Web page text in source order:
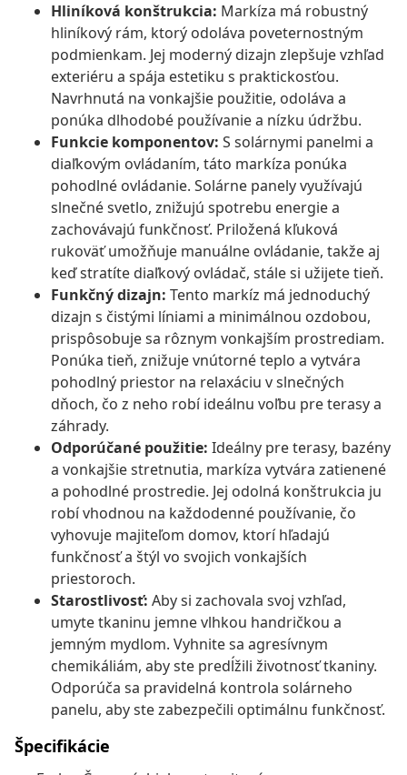
Hliníková konštrukcia: Markíza má robustný
hliníkový rám, ktorý odoláva poveternostným
podmienkam. Jej moderný dizajn zlepšuje vzhľad
exteriéru a spája estetiku s praktickosťou.
Navrhnutá na vonkajšie použitie, odoláva a
ponúka dlhodobé používanie a nízku údržbu.
Funkcie komponentov: S solárnymi panelmi a
diaľkovým ovládaním, táto markíza ponúka
pohodlné ovládanie. Solárne panely využívajú
slnečné svetlo, znižujú spotrebu energie a
zachovávajú funkčnosť. Priložená kľuková
rukoväť umožňuje manuálne ovládanie, takže aj
keď stratíte diaľkový ovládač, stále si užijete tieň.
Funkčný dizajn: Tento markíz má jednoduchý
dizajn s čistými líniami a minimálnou ozdobou,
prispôsobuje sa rôznym vonkajším prostrediam.
Ponúka tieň, znižuje vnútorné teplo a vytvára
pohodlný priestor na relaxáciu v slnečných
dňoch, čo z neho robí ideálnu voľbu pre terasy a
záhrady.
Odporúčané použitie: Ideálny pre terasy, bazény
a vonkajšie stretnutia, markíza vytvára zatienené
a pohodlné prostredie. Jej odolná konštrukcia ju
robí vhodnou na každodenné používanie, čo
vyhovuje majiteľom domov, ktorí hľadajú
funkčnosť a štýl vo svojich vonkajších
priestoroch.
Starostlivosť: Aby si zachovala svoj vzhľad,
umyte tkaninu jemne vlhkou handričkou a
jemným mydlom. Vyhnite sa agresívnym
chemikáliám, aby ste predĺžili životnosť tkaniny.
Odporúča sa pravidelná kontrola solárneho
panelu, aby ste zabezpečili optimálnu funkčnosť.
Špecifikácie